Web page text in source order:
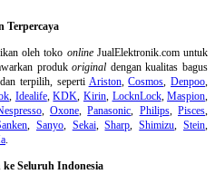
Terpercaya
oleh toko onlineJualElektronik.com untuk
produkoriginal dengan kualitas bagus
terpilih, seperti Ariston,Cosmos,Denpoo,
, Idealife,KDK, Kirin, LocknLock,Maspion,
, Oxone,Panasonic, Philips, Pisces,
, Sanyo, Sekai,Sharp,Shimizu,Stein,
.
ke Seluruh Indonesia